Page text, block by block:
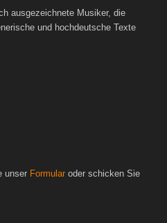
ausgezeichnete Musiker, die
und hochdeutsche Texte
unser Formular oder schicken Sie